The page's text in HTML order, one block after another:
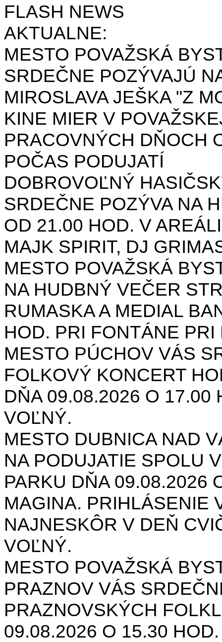
FLASH NEWS
AKTUALNE:
MESTO POVAŽSKÁ
SRDEČNE POZÝVAJÚ
MIROSLAVA JEŠKA "Z
KINE MIER V
PRACOVNÝCH DŇOCH
POČAS PODUJATÍ
DOBROVOĽNÝ
SRDEČNE POZÝVA NA
OD 21.00 HOD. V
MAJK SPIRIT, DJ
MESTO POVAŽSKÁ
NA HUDBNÝ VEČER
RUMASKA A MEDIAL
HOD. PRI FONTÁNE PRI
MESTO PÚCHOV VÁS
FOLKOVÝ KONCERT
DŇA 09.08.2026 O 17.00
VOĽNÝ.
MESTO DUBNICA NAD
NA PODUJATIE SPOLU
PARKU DŇA 09.08.2026
MAGINA. PRIHLÁSENIE
NAJNESKÔR V DEŇ
VOĽNÝ.
MESTO POVAŽSKÁ
PRAZNOV VÁS
PRAZNOVSKÝCH
09.08.2026 O 15.30